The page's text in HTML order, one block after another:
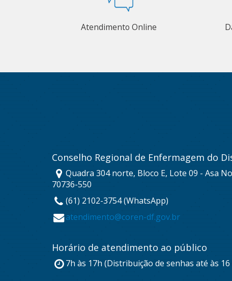
Atendimento Online
Conselho Regional de Enfermagem do
Quadra 304 norte, Bloco E, Lote 09 - Asa
70736-550
(61) 2102-3754 (WhatsApp)
atendimento@coren-df.gov.br
Horário de atendimento ao público
7h às 17h (Distribuição de senhas até às